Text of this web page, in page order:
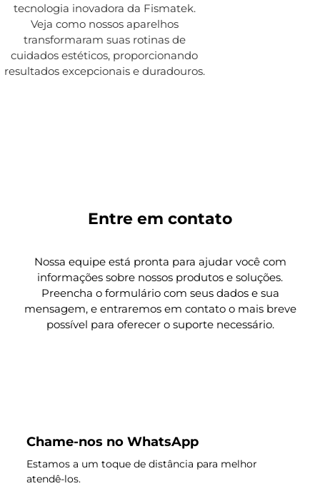
tecnologia inovadora da Fismatek.
Veja como nossos aparelhos
transformaram suas rotinas de
cuidados estéticos, proporcionando
resultados excepcionais e duradouros.
Entre em contato
Nossa equipe está pronta para ajudar você com
informações sobre nossos produtos e soluções.
Preencha o formulário com seus dados e sua
mensagem, e entraremos em contato o mais breve
possível para oferecer o suporte necessário.
Chame-nos no WhatsApp
Estamos a um toque de distância para melhor
atendê-los.